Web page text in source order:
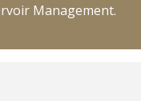
Management.